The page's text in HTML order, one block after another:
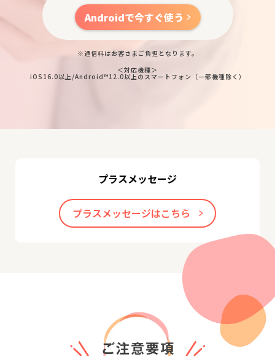
Androidで今すぐ使う
※通信料はお客さまご負担となります。
＜対応機種＞
iOS16.0以上/Android™12.0以上のスマートフォン（一部機種除く）
プラスメッセージ
プラスメッセージはこちら